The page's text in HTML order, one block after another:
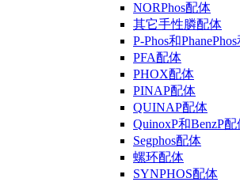
NORPhos配体
其它手性膦配体
P-Phos和
PFA配体
PHOX配体
PINAP配体
QUINAP配体
QuinoxP和BenzP配
Segphos配体
螺环配体
SYNPHOS配体